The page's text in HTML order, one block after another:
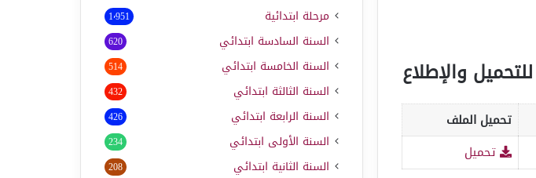
والإطلاع
تحميل الملف
تحميل
مرحلة ابتدائية 1٬951
السنة السادسة ابتدائي 620
السنة الخامسة ابتدائي 514
السنة الثالثة ابتدائي 432
السنة الرابعة ابتدائي 426
السنة الأولى ابتدائي 234
السنة الثانية ابتدائي 208